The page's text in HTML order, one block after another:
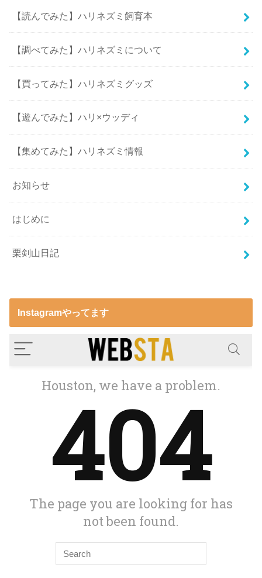
【読んでみた】ハリネズミ飼育本
【調べてみた】ハリネズミについて
【買ってみた】ハリネズミグッズ
【遊んでみた】ハリ×ウッディ
【集めてみた】ハリネズミ情報
お知らせ
はじめに
栗剣山日記
Instagramやってます